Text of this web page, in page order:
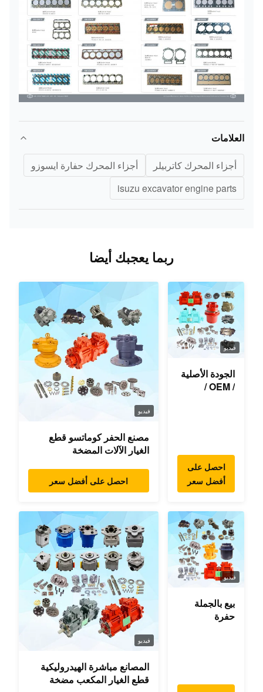
العلامات
أجزاء المحرك كاتربيلر
أجزاء المحرك حفارة ايسوزو
isuzu excavator engine parts
ربما يعجبك أيضا
فيديو
الجودة الأصلية
/ OEM /
احصل على
أفضل سعر
فيديو
مصنع الحفر كوماتسو قطع
الغيار الآلات المضخة
سوينغ السفر قطع الغيار للحفر
احصل على أفضل سعر
فيديو
بيع بالجملة
حفرة
فيديو
المصانع مباشرة الهيدروليكية
قطع الغيار المكعب مضخة